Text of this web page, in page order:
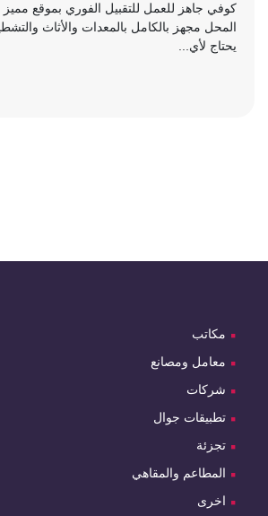
كوفي جاهز للعمل للتقبيل الفوري بموقع مميز
المحل مجهز بالكامل بالمعدات والأثاث
يحتاج لأي...
مكاتب
معامل ومصانع
شركات
تطبيقات جوال
تجزئة
المطاعم والمقاهي
اخرى